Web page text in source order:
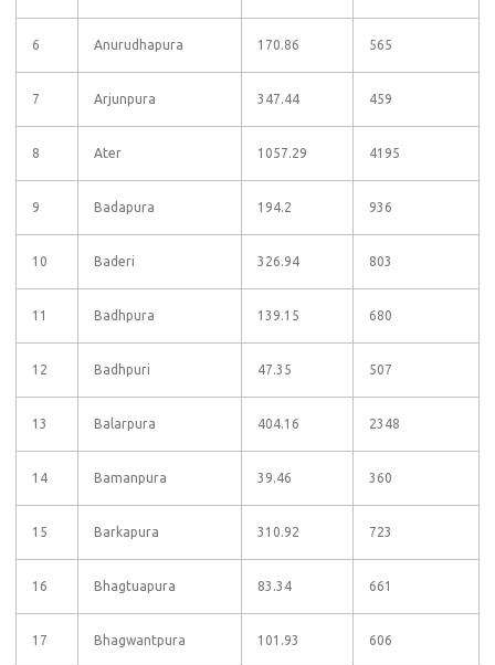
6 Anurudhapura 170.86 565
7 Arjunpura 347.44 459
8 Ater 1057.29 4195
9 Badapura 194.2 936
10 Baderi 326.94 803
11 Badhpura 139.15 680
12 Badhpuri 47.35 507
13 Balarpura 404.16 2348
14 Bamanpura 39.46 360
15 Barkapura 310.92 723
16 Bhagtuapura 83.34 661
17 Bhagwantpura 101.93 606